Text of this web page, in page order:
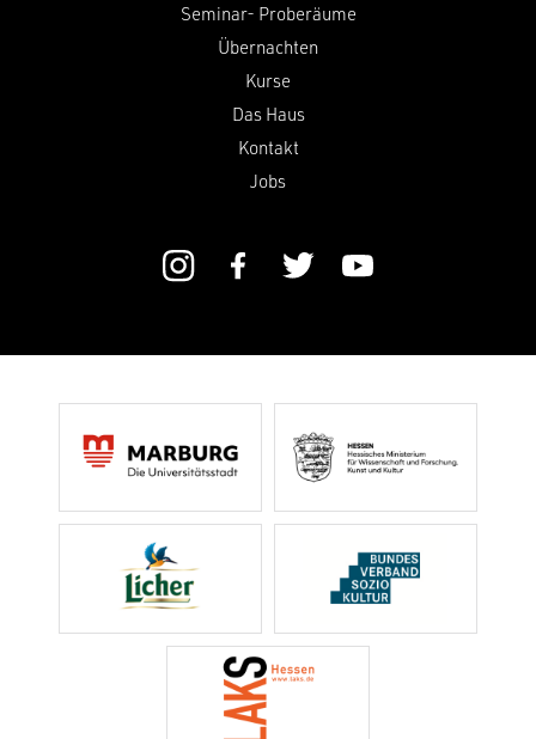
Seminar- Proberäume
Übernachten
Kurse
Das Haus
Kontakt
Jobs